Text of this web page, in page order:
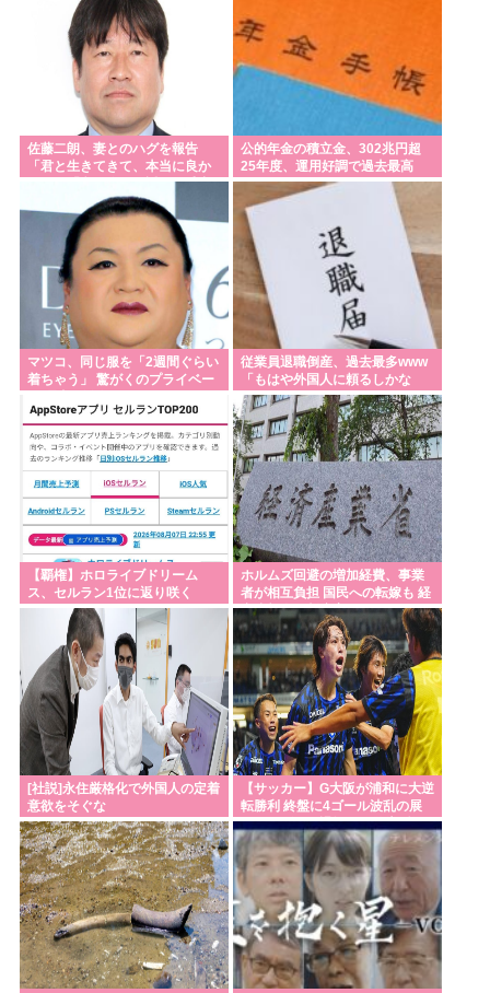
佐藤二朗、妻とのハグを報告
「君と生きてきて、本当に良か
った」「文〇砲より遥かに威力
は弱いが、僕のノロケ砲をお見
舞いする」
公的年金の積立金、302兆円超
25年度、運用好調で過去最高
マツコ、同じ服を「2週間ぐらい
着ちゃう」 驚がくのプライベー
従業員退職倒産、過去最多www
「もはや外国人に頼るしかな
い」
【覇権】ホロライブドリーム
ス、セルラン1位に返り咲く
WIWIWIWIWIWIWIWIWIWIWIWI
WIWIWIWIWIWI
ホルムズ回避の増加経費、事業
者が相互負担 国民への転嫁も 経
産省部会が制度案
[社説]永住厳格化で外国人の定着
意欲をそぐな
【サッカー】G大阪が浦和に大逆
転勝利 終盤に4ゴール波乱の展
開…サヴィオ退場など警告5枚で
大荒れの一戦に